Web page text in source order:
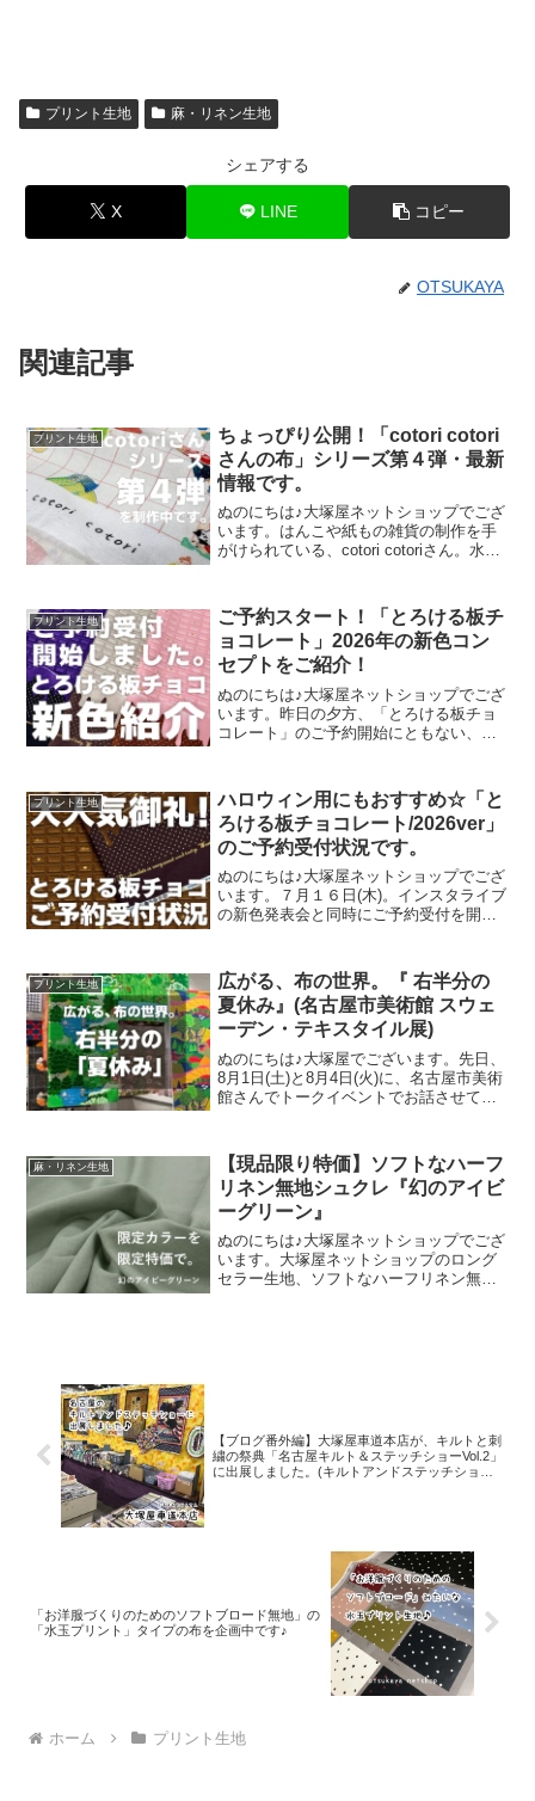
プリント生地 麻・リネン生地
シェアする
X LINE コピー
OTSUKAYA
関連記事
プリント生地
ちょっぴり公開！「cotori cotori
さんの布」シリーズ第４弾・最新
情報です。
ぬのにちは♪大塚屋ネットショップでござ
います。はんこや紙もの雑貨の制作を手
がけられている、cotori cotoriさん。水彩
開されています。cotori cotori
プリント生地
ご予約スタート！「とろける板チ
ョコレート」2026年の新色コン
セプトをご紹介！
ぬのにちは♪大塚屋ネットショップでござ
います。昨日の夕方、「とろける板チョ
コレート」のご予約開始にともない、イ
ます。およそ30分程度です。この投稿を
Instagramで見
プリント生地
ハロウィン用にもおすすめ☆「と
ろける板チョコレート/2026ver」
のご予約受付状況です。
ぬのにちは♪大塚屋ネットショップでござ
います。７月１６日(木)。インスタライブ
の新色発表会と同時にご予約受付を開始
ョン。「復刻カラー３色」と「新色３
色」の全６色にて展
プリント生地
広がる、布の世界。『 右半分の
夏休み』(名古屋市美術館 スウェ
ーデン・テキスタイル展)
ぬのにちは♪大塚屋でございます。先日、
8月1日(土)と8月4日(火)に、名古屋市美術
館さんでトークイベントでお話させてい
客さまにご来場いただきましたことを御
礼申し上
麻・リネン生地
【現品限り特価】ソフトなハーフ
リネン無地シュクレ『幻のアイビ
ーグリーン』
ぬのにちは♪大塚屋ネットショップでござ
います。大塚屋ネットショップのロング
セラー生地、ソフトなハーフリネン無地
【ブログ番外編】大塚屋車道本店が、キルトと刺
繍の祭典「名古屋キルト＆ステッチショーVol.2」
に出展しました。(キルトアンドステッチショー
「お洋服づくりのためのソフトブロード無地」の
「水玉プリント」タイプの布を企画中です♪
ホーム プリント生地